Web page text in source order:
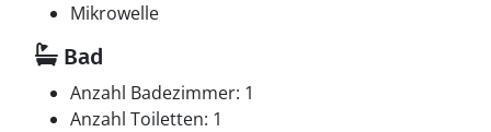
Mikrowelle
Bad
Anzahl Badezimmer: 1
Anzahl Toiletten: 1